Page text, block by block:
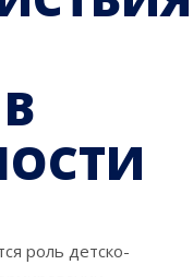
роль детско-